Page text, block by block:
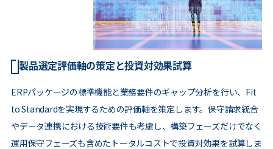
製品選定評価軸の策定と投資対効果試算
ERPパッケージの標準機能と業務要件のギャップ分析を行い、Fit
to Standardを実現するための評価軸を策定します。保守請求統合
やデータ連携における技術要件も考慮し、構築フェーズだけでなく
運用保守フェーズも含めたトータルコストで投資対効果を試算しま